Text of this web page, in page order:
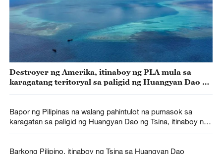
Destroyer ng Amerika, itinaboy ng PLA mula sa
karagatang teritoryal sa paligid ng Huangyan Dao ng
Bapor ng Pilipinas na walang pahintulot na pumasok sa
karagatan sa paligid ng Huangyan Dao ng Tsina, itinaboy ng
Barkong Pilipino, itinaboy ng Tsina sa Huangyan Dao